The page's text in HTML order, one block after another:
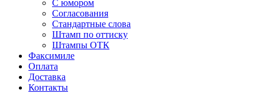
С юмором
Согласования
Стандартные слова
Штамп по оттиску
Штампы ОТК
Факсимиле
Оплата
Доставка
Контакты